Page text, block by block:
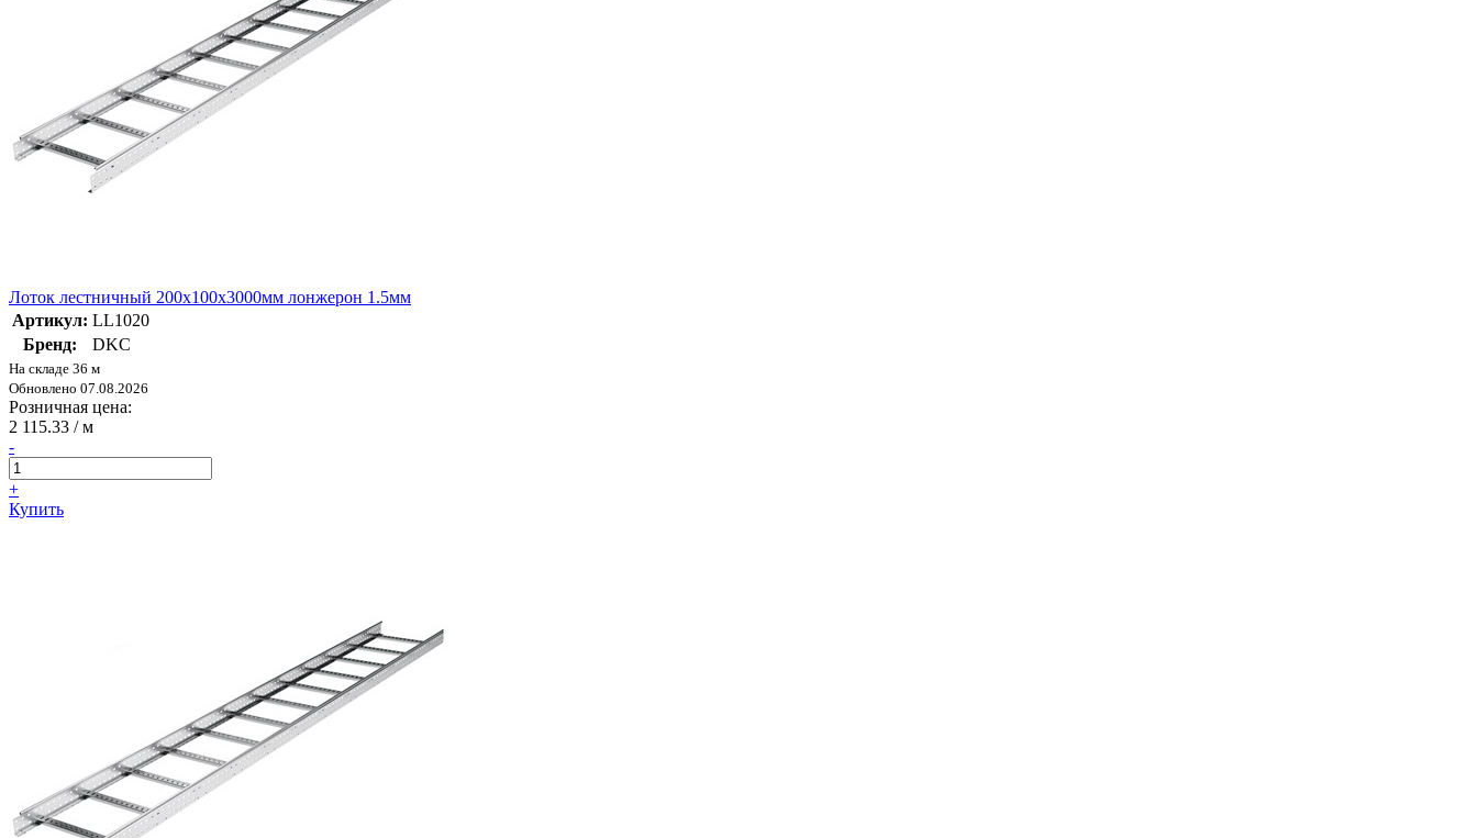
Лоток лестничный 200х100х3000мм лонжерон 1.5мм
Артикул: LL1020
Бренд:
DKC
На складе 36 м
Обновлено 07.08.2026
Розничная цена:
2 115.33 / м
-
+
Купить